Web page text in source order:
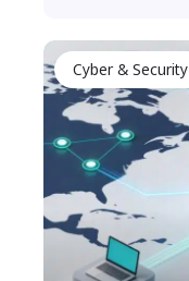
Cyber & Security